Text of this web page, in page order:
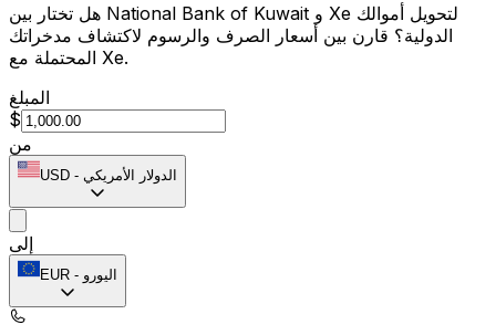
هل تختار بين National Bank of Kuwait و Xe لتحويل أموالك
الدولية؟ قارن بين أسعار الصرف والرسوم لاكتشاف مدخراتك
المحتملة مع Xe.
المبلغ
$
من
USD - الدولار الأمريكي
إلى
EUR - اليورو